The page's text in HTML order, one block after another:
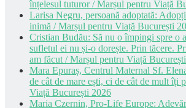
înțelesul tuturor / Marșul pentru Viață
Larisa Negru, persoană adoptată:
inimă / Marșul pentru Viață București
Cristian Budău: Să nu o împingi spre o
sufletul ei nu și-o dorește. Prin tăcere.
am făcut / Marșul pentru Viață
Mara Epuraș, Centrul Maternal Sf.
de cât de mare ești, ci de cât de mult îți
Viață București 2026
Maria Czernin, Pro-Life Europe: